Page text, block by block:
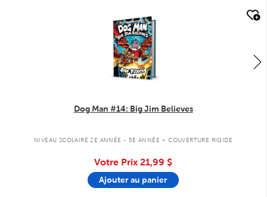
Dog Man #14: Big Jim Believes
NIVEAU SCOLAIRE 2E ANNÉE - 5E ANNÉE . COUVERTURE RIGIDE
Votre Prix 21,99 $
Ajouter au panier